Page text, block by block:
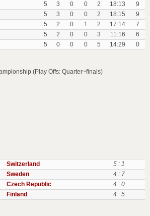
5 3 0 0 2 18:13
9
5 3 0 0 2 18:15
9
5 2 0 1 2 17:14
7
5 2 0 0 3 11:16
6
5 0 0 0 5 14:29 0
(Play Offs: Quarter~finals)
Switzerland
5 : 1
Sweden
4 : 7
Czech Republic
4 : 0
Finland 4 : 5